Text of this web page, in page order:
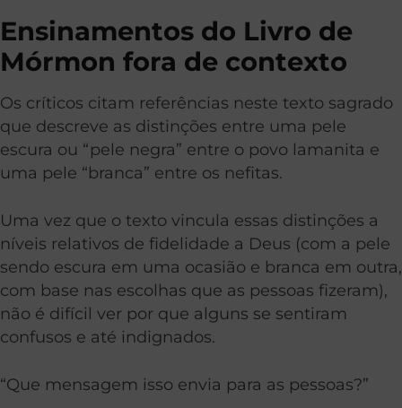
Ensinamentos do Livro de
Mórmon fora de contexto
Os críticos citam referências neste texto sagrado
que descreve as distinções entre uma pele
escura ou “pele negra” entre o povo lamanita e
uma pele “branca” entre os nefitas.
Uma vez que o texto vincula essas distinções a
níveis relativos de fidelidade a Deus (com a pele
sendo escura em uma ocasião e branca em outra,
com base nas escolhas que as pessoas fizeram),
não é difícil ver por que alguns se sentiram
confusos e até indignados.
“Que mensagem isso envia para as pessoas?”